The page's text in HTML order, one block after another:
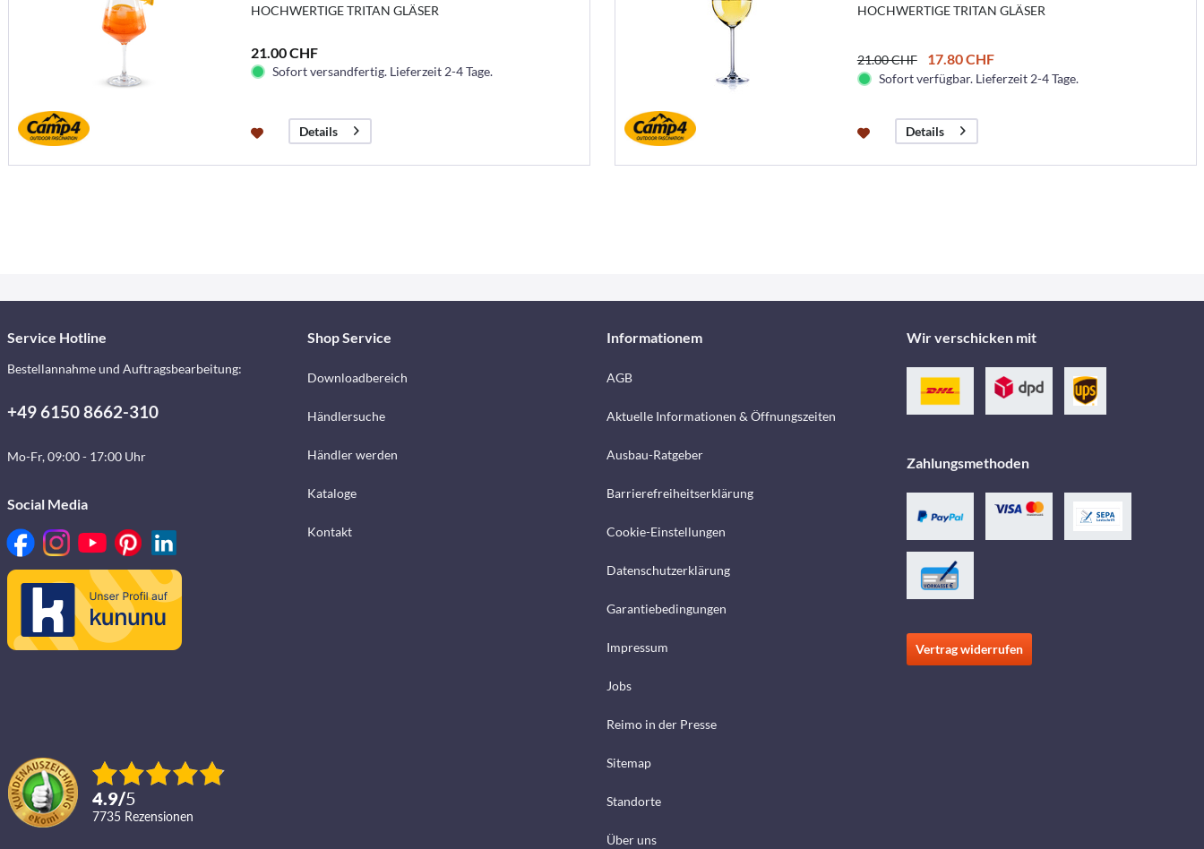
HOCHWERTIGE TRITAN GLÄSER
21.00 CHF
Sofort versandfertig. Lieferzeit 2-4 Tage.
Details
HOCHWERTIGE TRITAN GLÄSER
21.00 CHF 17.80 CHF
Sofort verfügbar. Lieferzeit 2-4 Tage.
Details
Service Hotline
Bestellannahme und Auftragsbearbeitung:
+49 6150 8662-310
Mo-Fr, 09:00 - 17:00 Uhr
Social Media
4.9/5
7735 Rezensionen
Shop Service
Downloadbereich
Händlersuche
Händler werden
Kataloge
Kontakt
Informationem
AGB
Aktuelle Informationen & Öffnungszeiten
Ausbau-Ratgeber
Barrierefreiheitserklärung
Cookie-Einstellungen
Datenschutzerklärung
Garantiebedingungen
Impressum
Jobs
Reimo in der Presse
Sitemap
Standorte
Über uns
Wir verschicken mit
Zahlungsmethoden
Vertrag widerrufen